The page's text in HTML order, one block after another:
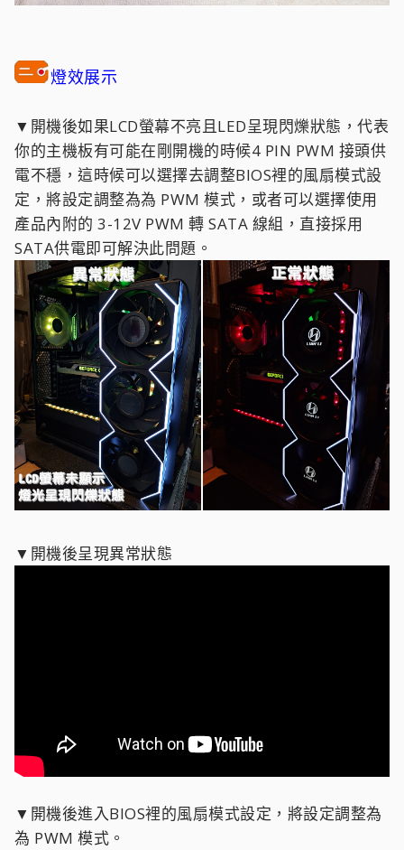
燈效展示
▼開機後如果LCD螢幕不亮且LED呈現閃爍狀態，代表
你的主機板有可能在剛開機的時候4 PIN PWM 接頭供
電不穩，這時候可以選擇去調整BIOS裡的風扇模式設
定，將設定調整為為 PWM 模式，或者可以選擇使用
產品內附的 3-12V PWM 轉 SATA 線組，直接採用
SATA供電即可解決此問題。
▼開機後呈現異常狀態
▼開機後進入BIOS裡的風扇模式設定，將設定調整為
為 PWM 模式。